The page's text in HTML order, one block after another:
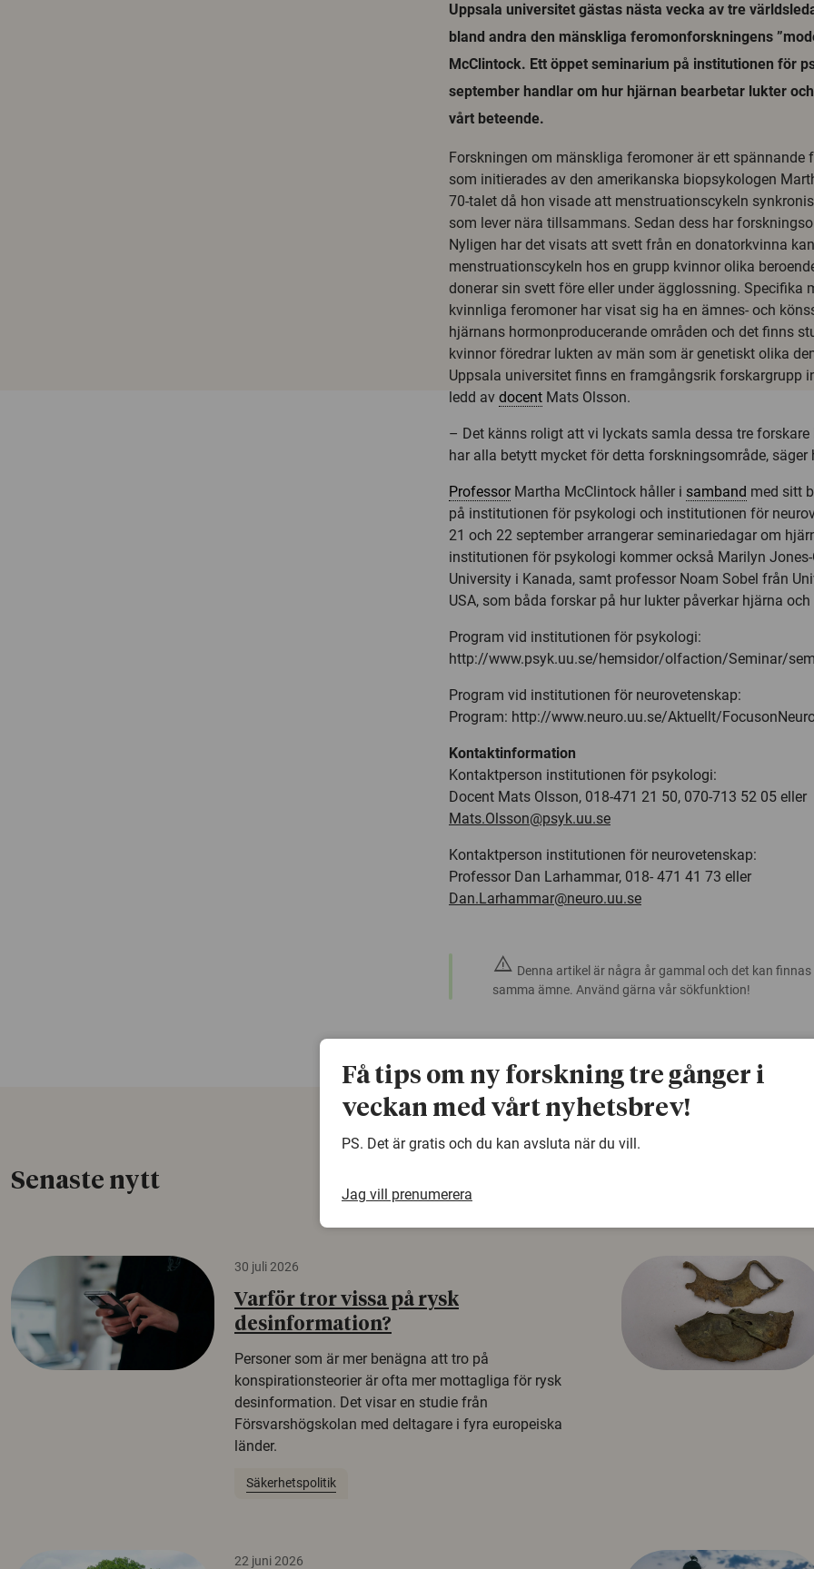
Uppsala universitet gästas nästa vecka av tre
bland andra den mänskliga feromonforskningens
McClintock. Ett öppet seminarium på institutionen för
september handlar om hur hjärnan bearbetar lukter
vårt beteende.
Forskningen om mänskliga feromoner är ett spännande
som initierades av den amerikanska biopsykologen
70-talet då hon visade att menstruationscykeln
som lever nära tillsammans. Sedan dess har
Nyligen har det visats att svett från en donatorkvinna
menstruationscykeln hos en grupp kvinnor olika
donerar sin svett före eller under ägglossning. Specifika
kvinnliga feromoner har visat sig ha en ämnes- och
hjärnans hormonproducerande områden och det finns
kvinnor föredrar lukten av män som är genetiskt olika
Uppsala universitet finns en framgångsrik forskargrupp
ledd av docent Mats Olsson.
– Det känns roligt att vi lyckats samla dessa tre
har alla betytt mycket för detta forskningsområde, säger
ProfessorMartha McClintock håller i samband med sitt
på institutionen för psykologi och institutionen för
21 och 22 september arrangerar seminariedagar om
institutionen för psykologi kommer också Marilyn
University i Kanada, samt professor Noam Sobel från
USA, som båda forskar på hur lukter påverkar hjärna och
Program vid institutionen för psykologi:
http://www.psyk.uu.se/hemsidor/olfaction/Seminar/
Program vid institutionen för neurovetenskap:
Program: http://www.neuro.uu.se/Aktuellt/
Kontaktinformation
Kontaktperson institutionen för psykologi:
Docent Mats Olsson, 018-471 21 50, 070-713 52 05 eller
Mats.Olsson@psyk.uu.se
Kontaktperson institutionen för neurovetenskap:
Professor Dan Larhammar, 018- 471 41 73 eller
Dan.Larhammar@neuro.uu.se
warning Denna artikel är några år gammal och det kan
samma ämne. Använd gärna vår sökfunktion!
Senaste nytt
30 juli 2026
Varför tror vissa på rysk
desinformation?
Personer som är mer benägna att tro på
konspirationsteorier är ofta mer mottagliga för rysk
desinformation. Det visar en studie från
Försvarshögskolan med deltagare i fyra europeiska
länder.
Säkerhetspolitik
22 juni 2026
Få tips om ny forskning tre gånger i
veckan med vårt nyhetsbrev!
PS. Det är gratis och du kan avsluta när du vill.
Jag vill prenumerera